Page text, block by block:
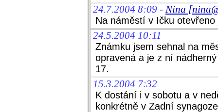
24.7.2004 8:09 - Nina
Na náměstí v Ičku
24.5.2004 10:11
Známku jsem sehnal na
opravená a je z ní
17.
15.3.2004 7:32
K dostání i v sobotu a v
konkrétně v Zadní